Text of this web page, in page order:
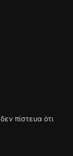
πίστευα ότι